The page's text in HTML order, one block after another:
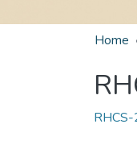
Home